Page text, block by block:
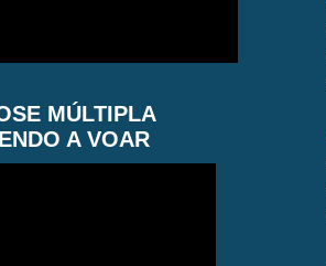
MÚLTIPLA
A VOAR